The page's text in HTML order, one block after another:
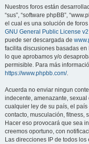
Nuestros foros están
“sus”, “software phpBB”,
el cual es una solución de
GNU General Public License
puede ser descargada de
facilita discusiones basadas en
lo que aprobamos y/o
permisible. Para más
https://www.phpbb.com/.
Acuerda no enviar ningun
indecente, amenazante,
cualquier ley de su país, el
contacto, musculación, fitness,
Hacer eso provocará que sea
creemos oportuno, con
Las direcciones IP de todos